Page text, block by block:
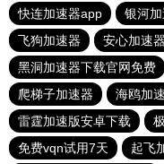
快连加速器app
银河
飞狗加速器
安心加速
黑洞加速器下载官网免费
爬梯子加速器
海鸥加
雷霆加速版安卓下载
免费vqn试用7天
起飞